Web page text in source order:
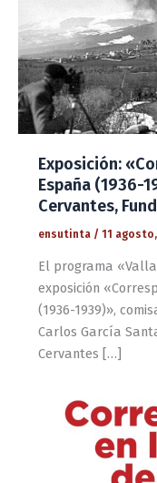
Exposición:
España (1936-
Cervantes,
ensutinta / 11 agosto,
El programa
exposición
(1936-1939)»,
Carlos García
Cervantes […]